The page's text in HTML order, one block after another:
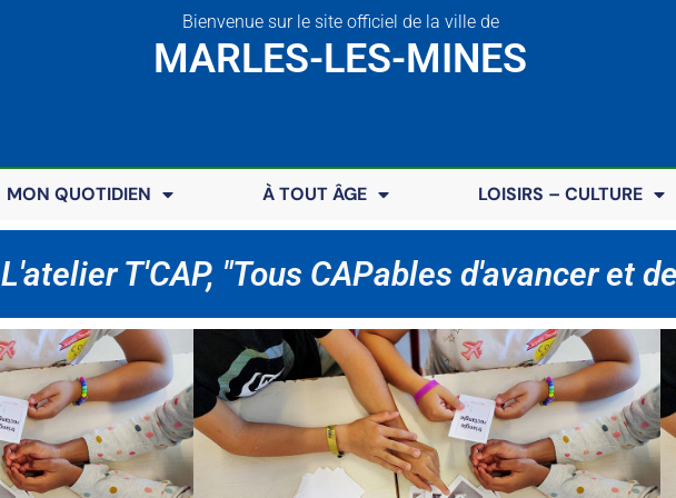
Bienvenue sur le site officiel de la ville de
MARLES-LES-MINES
MON QUOTIDIEN À TOUT ÂGE LOISIRS – CULTURE
L'atelier T'CAP, "Tous CAPables d'avancer et